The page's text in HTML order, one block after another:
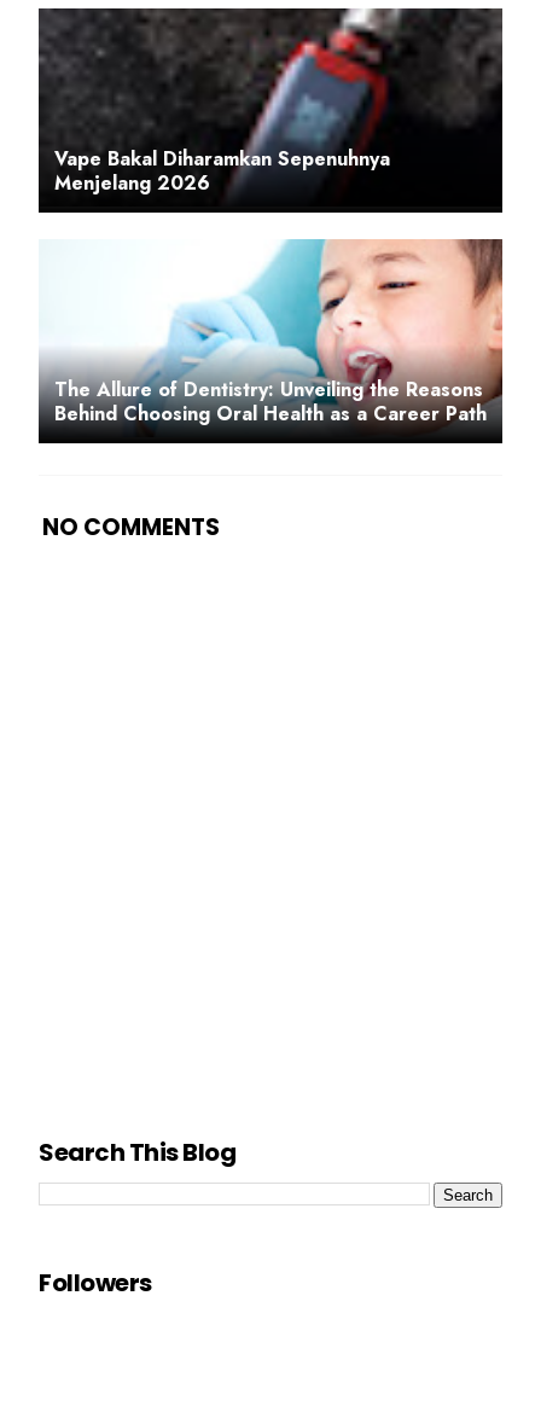
Vape Bakal Diharamkan Sepenuhnya
Menjelang 2026
The Allure of Dentistry: Unveiling the Reasons
Behind Choosing Oral Health as a Career Path
NO COMMENTS
Search This Blog
Followers